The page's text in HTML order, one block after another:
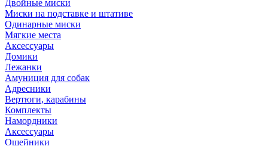
Двойные миски
Миски на подставке и штативе
Одинарные миски
Мягкие места
Аксессуары
Домики
Лежанки
Амуниция для собак
Адресники
Вертюги, карабины
Комплекты
Намордники
Аксессуары
Ошейники